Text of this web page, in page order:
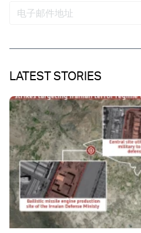
LATEST STORIES